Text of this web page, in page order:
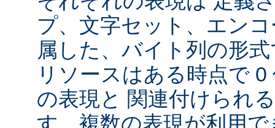
プ、文字セット、エン
属した、バイト列の形
リソースはある時点で
の表現と 関連付けられ
す。複数の表現が利用